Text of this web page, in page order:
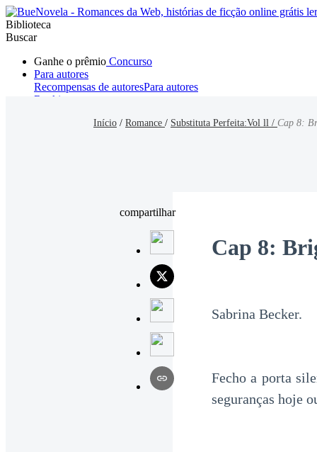
Biblioteca
Buscar
Ganhe o prêmio Concurso
Para autores
Recompensas de autoresPara autores
Ranking
Início / Romance / Substituta Perfeita:Vol ll / Cap 8:
compartilhar
Cap 8:
Sabrina Becker.
Fecho a porta
seguranças hoje